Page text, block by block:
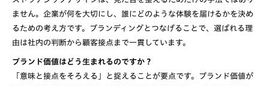
ません。企業が何を大切にし、誰にどのような体験を届けるかを決め
るための考え方です。ブランディングとつなげることで、選ばれる理
由は社内の判断から顧客接点まで一貫しています。
ブランド価値はどう生まれるのですか？
「意味と接点をそろえる」と捉えることが要点です。ブランド価値が